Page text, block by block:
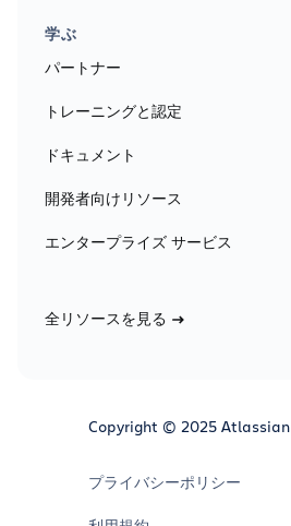
学ぶ
パートナー
トレーニングと認定
ドキュメント
開発者向けリソース
エンタープライズ サービス
全リソースを見る
Copyright © 2025 Atlassian
プライバシーポリシー